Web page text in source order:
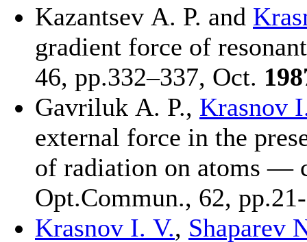
Kazantsev A. P. and
gradient force of
46, pp.332–337, Oct.
Gavriluk A. P., Krasnov
external force in the
of radiation on atoms —
Opt.Commun., 62,
Krasnov I. V., Shaparev